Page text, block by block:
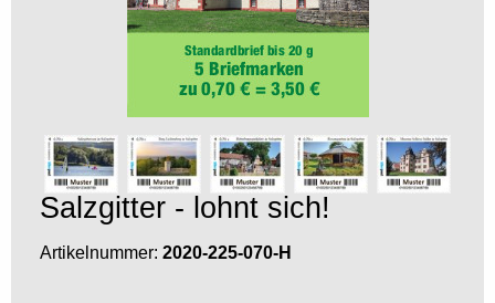
Salzgitter - lohnt sich!
Artikelnummer: 2020-225-070-H